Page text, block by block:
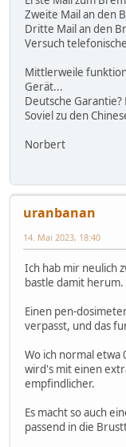
Zweite Mail an den
Dritte Mail an den
Versuch
Mittlerweile
Gerät...
Deutsche Garantie?
Soviel zu den
Norbert
uranbanan
14. Mai 2023, 18:40
Ich hab mir neulich
bastle damit herum.
Einen pen-
verpasst, und das
Wo ich normal etwa
wird's mit einen
empfindlicher.
Es macht so auch
passend in die